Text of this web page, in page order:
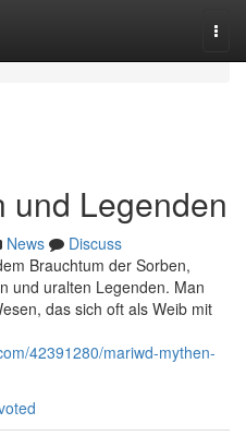
und Legenden
News
Discuss
Brauchtum der Sorben,
und uralten Legenden. Man
das sich oft als Weib mit
42391280/mariwd-mythen-